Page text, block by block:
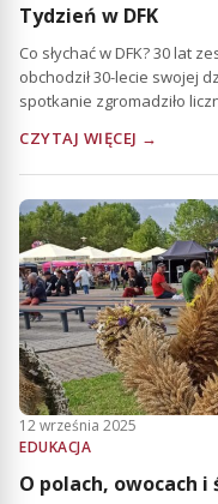
Tydzień w DFK
Co słychać w DFK? 30 lat
obchodził 30-lecie swojej
spotkanie zgromadziło
CZYTAJ WIĘCEJ →
12 września 2025
EDUKACJA
O polach, owocach